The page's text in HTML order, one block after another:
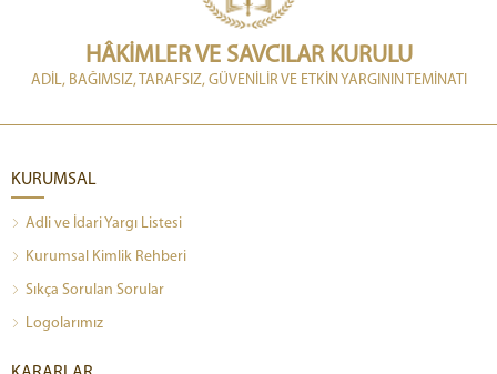
HÂKİMLER VE SAVCILAR KURULU
ADİL, BAĞIMSIZ, TARAFSIZ, GÜVENİLİR VE ETKİN YARGININ TEMİNATI
KURUMSAL
Adli ve İdari Yargı Listesi
Kurumsal Kimlik Rehberi
Sıkça Sorulan Sorular
Logolarımız